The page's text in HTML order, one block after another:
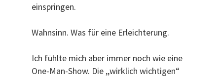
einspringen.
Wahnsinn. Was für eine Erleichterung.
Ich fühlte mich aber immer noch wie eine
One-Man-Show. Die ,,wirklich wichtigen“